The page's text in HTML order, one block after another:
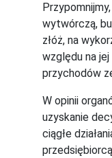
wytwórczą,
złóż, na
względu na
przychodów
W opinii
uzyskanie
ciągłe